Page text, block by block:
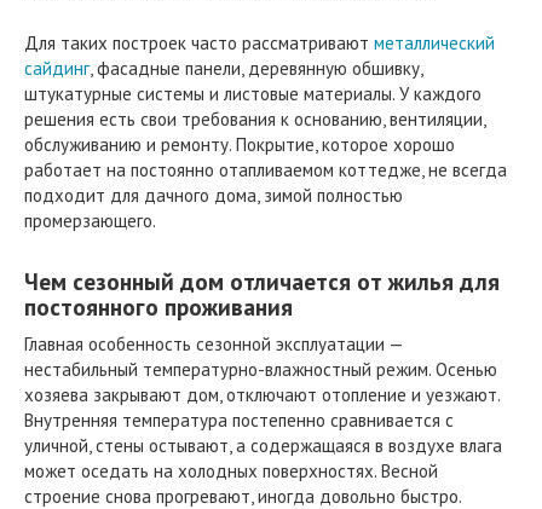
Для таких построек часто рассматривают металлический
сайдинг, фасадные панели, деревянную обшивку,
штукатурные системы и листовые материалы. У каждого
решения есть свои требования к основанию, вентиляции,
обслуживанию и ремонту. Покрытие, которое хорошо
работает на постоянно отапливаемом коттедже, не всегда
подходит для дачного дома, зимой полностью
промерзающего.
Чем сезонный дом отличается от жилья для
постоянного проживания
Главная особенность сезонной эксплуатации —
нестабильный температурно-влажностный режим. Осенью
хозяева закрывают дом, отключают отопление и уезжают.
Внутренняя температура постепенно сравнивается с
уличной, стены остывают, а содержащаяся в воздухе влага
может оседать на холодных поверхностях. Весной
строение снова прогревают, иногда довольно быстро.